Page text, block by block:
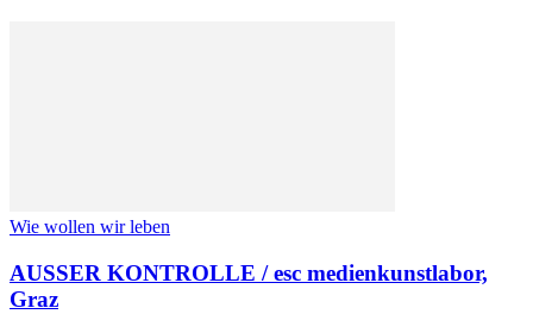
Wie wollen wir leben
AUSSER KONTROLLE / esc medienkunstlabor,
Graz